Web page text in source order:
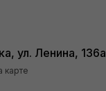
ул. Ленина, 136а
карте